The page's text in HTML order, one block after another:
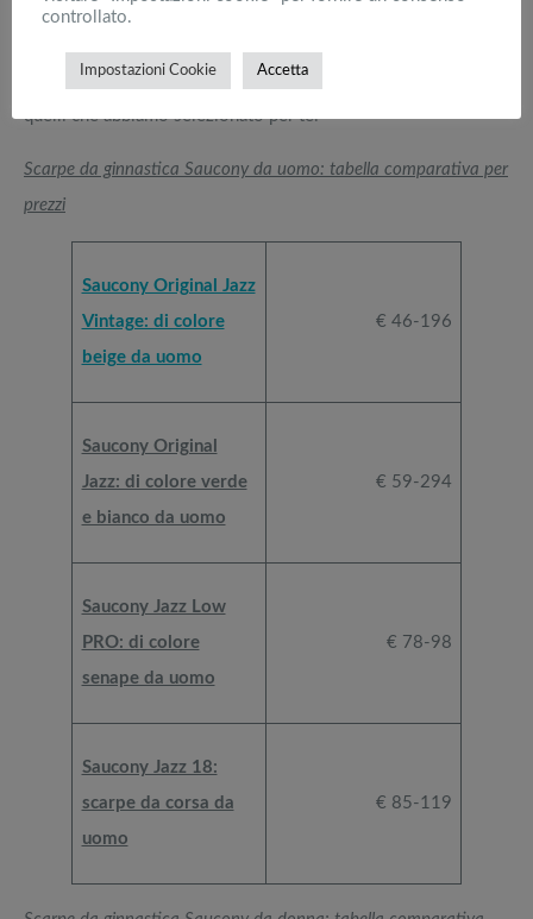
modelli tra cui poter scegliere e ti consigliamo di approfittarne
quindi li puoi trovare a prezzi veramente convenienti. Ecco
quelli che abbiamo selezionato per te.
Scarpe da ginnastica Saucony da uomo: tabella comparativa per
prezzi
Saucony Original Jazz
Vintage: di colore
beige da uomo
€ 46-196
Saucony Original
Jazz: di colore verde
e bianco da uomo
€ 59-294
Saucony Jazz Low
PRO: di colore
senape da uomo
€ 78-98
Saucony Jazz 18:
scarpe da corsa da
uomo
€ 85-119
controllato.
Impostazioni Cookie Accetta